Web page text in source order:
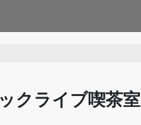
クライブ喫茶室